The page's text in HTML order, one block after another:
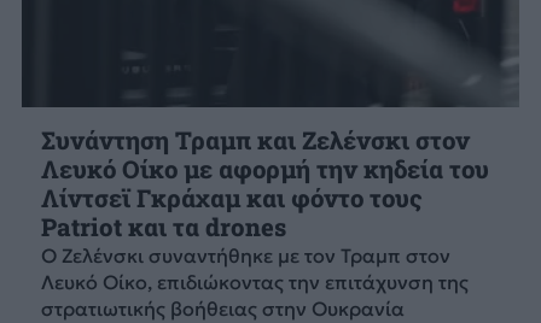
Συνάντηση Τραμπ και Ζελένσκι στον
Λευκό Οίκο με αφορμή την κηδεία του
Λίντσεϊ Γκράχαμ και φόντο τους
Patriot και τα drones
Ο Ζελένσκι συναντήθηκε με τον Τραμπ στον
Λευκό Οίκο, επιδιώκοντας την επιτάχυνση της
στρατιωτικής βοήθειας στην Ουκρανία